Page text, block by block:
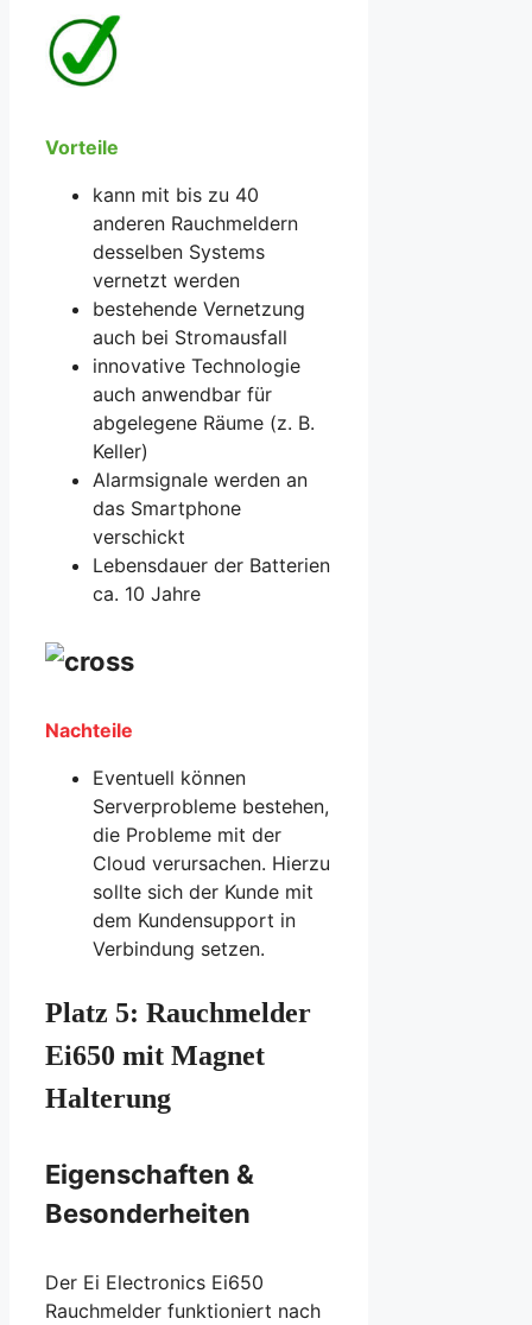
Vorteile
kann mit bis zu 40
anderen Rauchmeldern
desselben Systems
vernetzt werden
bestehende Vernetzung
auch bei Stromausfall
innovative Technologie
auch anwendbar für
abgelegene Räume (z. B.
Keller)
Alarmsignale werden an
das Smartphone
verschickt
Lebensdauer der Batterien
ca. 10 Jahre
Nachteile
Eventuell können
Serverprobleme bestehen,
die Probleme mit der
Cloud verursachen. Hierzu
sollte sich der Kunde mit
dem Kundensupport in
Verbindung setzen.
Platz 5: Rauchmelder
Ei650 mit Magnet
Halterung
Eigenschaften &
Besonderheiten
Der Ei Electronics Ei650
Rauchmelder funktioniert nach